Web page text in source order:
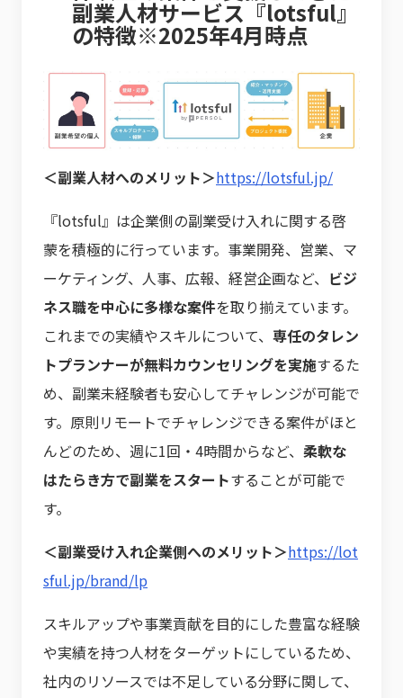
副業人材サービス『lotsful』
の特徴※2025年4月時点
＜副業人材へのメリット＞https://lotsful.jp/
『lotsful』は企業側の副業受け入れに関する啓
蒙を積極的に行っています。事業開発、営業、マ
ーケティング、人事、広報、経営企画など、 ビジ
ネス職を中心に多様な案件を取り揃えています。
これまでの実績やスキルについて、 専任のタレン
トプランナーが無料カウンセリングを実施するた
め、副業未経験者も安心してチャレンジが可能で
す。原則リモートでチャレンジできる案件がほと
んどのため、週に1回・4時間からなど、 柔軟な
はたらき方で副業をスタートすることが可能で
す。
＜副業受け入れ企業側へのメリット＞https://lot
sful.jp/brand/lp
スキルアップや事業貢献を目的にした豊富な経験
や実績を持つ人材をターゲットにしているため、
社内のリソースでは不足している分野に関して、